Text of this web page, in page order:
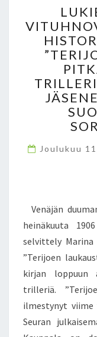
Joulukuu
Venäjän
heinäkuuta
selvittely Marina
”Terijoen
kirjan loppuun
trilleriä.
ilmestynyt viime
Seuran